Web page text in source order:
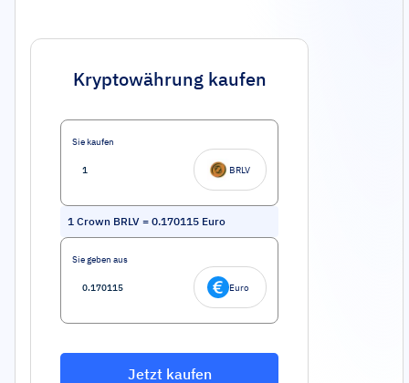
Kryptowährung kaufen
Sie kaufen
BRLV
1 Crown BRLV = 0.170115 Euro
Sie geben aus
Euro
Jetzt kaufen